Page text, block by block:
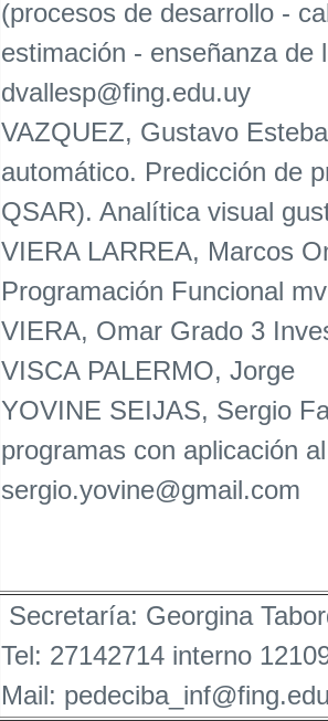
(procesos de desarrollo -
estimación - enseñanza de
dvallesp@fing.edu.uy
VAZQUEZ, Gustavo
automático. Predicción de
QSAR). Analítica visual
VIERA LARREA, Marcos
Programación Funcional
VIERA, Omar Grado 3
VISCA PALERMO, Jorge
YOVINE SEIJAS, Sergio
programas con aplicación
sergio.yovine@gmail.com
Secretaría: Georgina
Tel: 27142714 interno
Mail: